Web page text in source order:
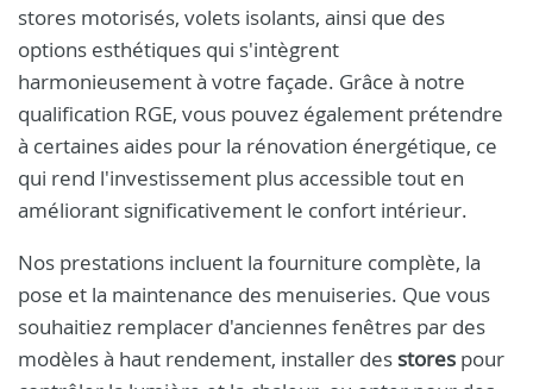
stores motorisés, volets isolants, ainsi que des
options esthétiques qui s'intègrent
harmonieusement à votre façade. Grâce à notre
qualification RGE, vous pouvez également prétendre
à certaines aides pour la rénovation énergétique, ce
qui rend l'investissement plus accessible tout en
améliorant significativement le confort intérieur.
Nos prestations incluent la fourniture complète, la
pose et la maintenance des menuiseries. Que vous
souhaitiez remplacer d'anciennes fenêtres par des
modèles à haut rendement, installer des stores pour